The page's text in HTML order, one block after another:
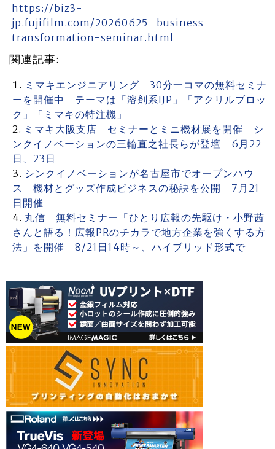
https://biz3-
jp.fujifilm.com/20260625_business-
transformation-seminar.html
関連記事:
ミマキエンジニアリング 30分一コマの無料セミナ
ーを開催中 テーマは「溶剤系IJP」「アクリルブロッ
ク」「ミマキの特注機」
ミマキ大阪支店 セミナーとミニ機材展を開催 シ
ンクイノベーションの三輪直之社長らが登壇 6月22
日、23日
シンクイノベーションが名古屋市でオープンハウ
ス 機材とグッズ作成ビジネスの秘訣を公開 7月21
日開催
丸信 無料セミナー「ひとり広報の先駆け・小野茜
さんと語る！広報PRのチカラで地方企業を強くする方
法」を開催 8/21日14時～、ハイブリッド形式で